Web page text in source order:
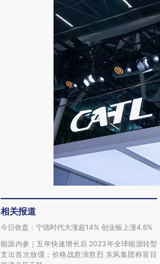
相关报道
今日收盘：宁德时代大涨超14% 创业板上涨4.6%
能源内参｜五年快速增长后 2023年全球能源转型
支出首次放缓；价格战愈演愈烈 东风集团称盲目